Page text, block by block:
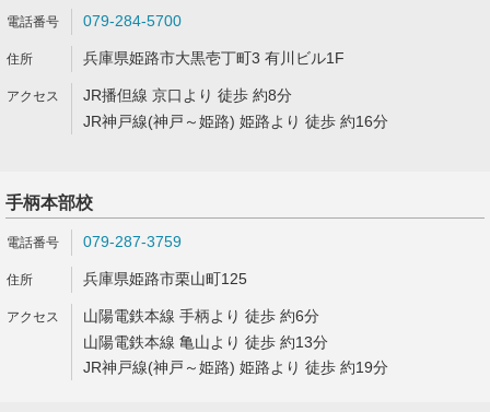
079-284-5700
兵庫県姫路市大黒壱丁町3 有川ビル1F
JR播但線 京口より 徒歩 約8分
JR神戸線(神戸～姫路) 姫路より 徒歩 約16分
手柄本部校
079-287-3759
兵庫県姫路市栗山町125
山陽電鉄本線 手柄より 徒歩 約6分
山陽電鉄本線 亀山より 徒歩 約13分
JR神戸線(神戸～姫路) 姫路より 徒歩 約19分